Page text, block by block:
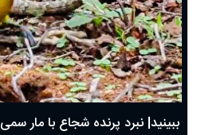
ببینید| نبرد پرنده شجاع با مار سمی